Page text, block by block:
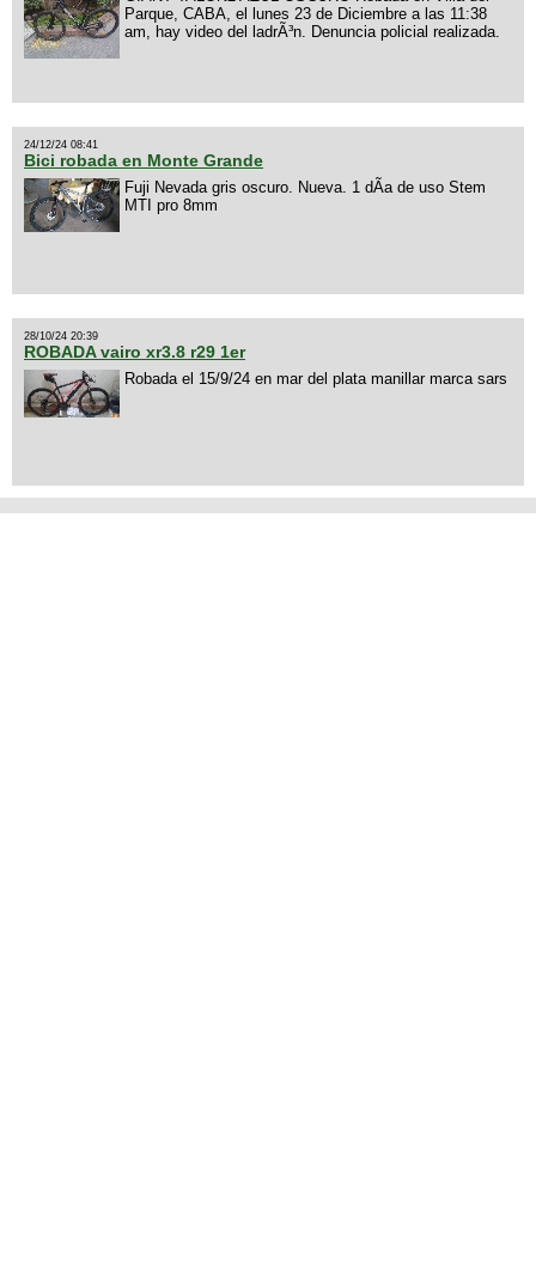
Parque, CABA, el lunes 23 de Diciembre a las 11:38
am, hay video del ladrÃ³n. Denuncia policial realizada.
24/12/24 08:41
Bici robada en Monte Grande
Fuji Nevada gris oscuro. Nueva. 1 dÃ­a de uso Stem
MTI pro 8mm
28/10/24 20:39
ROBADA vairo xr3.8 r29 1er
Robada el 15/9/24 en mar del plata manillar marca sars